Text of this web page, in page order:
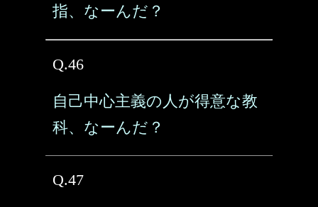
指、なーんだ？
Q.46
自己中心主義の人が得意な教
科、なーんだ？
Q.47